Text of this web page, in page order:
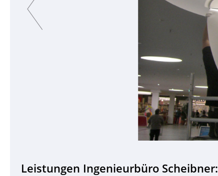
Leistungen Ingenieurbüro Scheibner: